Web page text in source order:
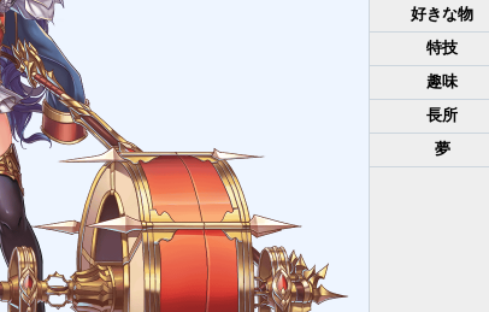
好きな物
特技
趣味
長所
夢